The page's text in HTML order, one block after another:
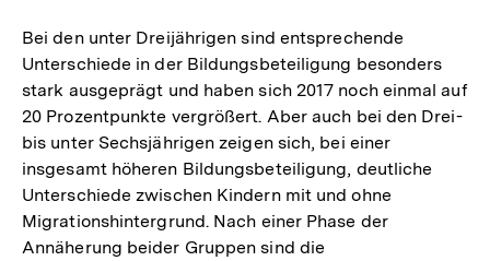
Bei den unter Dreijährigen sind entsprechende
Unterschiede in der Bildungsbeteiligung besonders
stark ausgeprägt und haben sich 2017 noch einmal auf
20 Prozentpunkte vergrößert. Aber auch bei den Drei-
bis unter Sechsjährigen zeigen sich, bei einer
insgesamt höheren Bildungsbeteiligung, deutliche
Unterschiede zwischen Kindern mit und ohne
Migrationshintergrund. Nach einer Phase der
Annäherung beider Gruppen sind die